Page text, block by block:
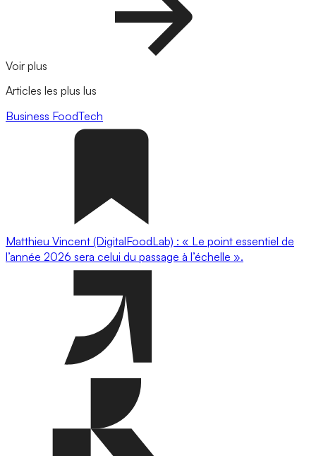
Voir plus
Articles les plus lus
Business FoodTech
Matthieu Vincent (DigitalFoodLab) : « Le point essentiel de
l’année 2026 sera celui du passage à l’échelle ».